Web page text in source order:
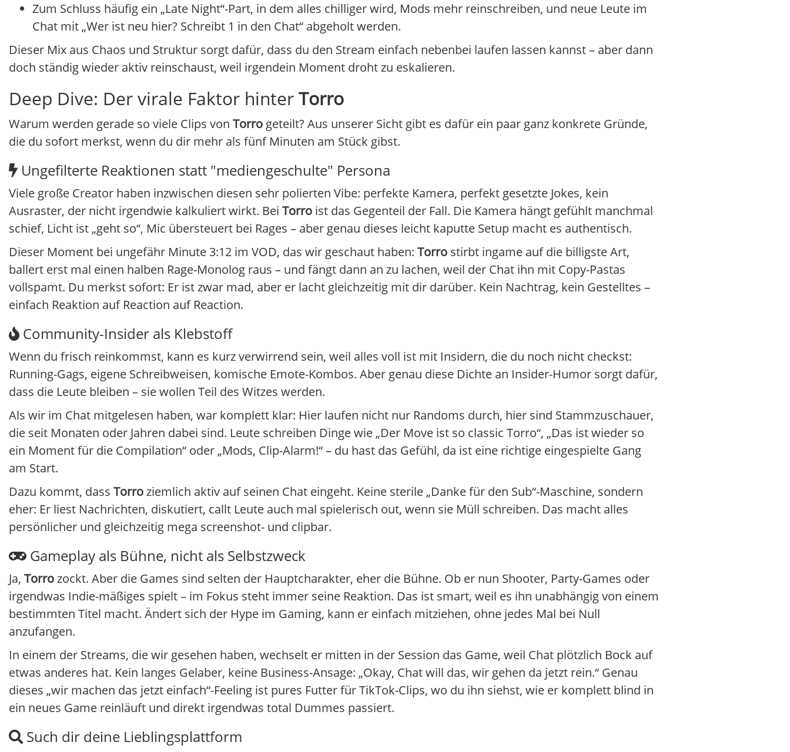
Zum Schluss häufig ein „Late Night“-Part, in dem alles chilliger wird, Mods mehr reinschreiben, und neue Leute im
Chat mit „Wer ist neu hier? Schreibt 1 in den Chat“ abgeholt werden.
Dieser Mix aus Chaos und Struktur sorgt dafür, dass du den Stream einfach nebenbei laufen lassen kannst – aber dann
doch ständig wieder aktiv reinschaust, weil irgendein Moment droht zu eskalieren.
Deep Dive: Der virale Faktor hinterTorro
Warum werden gerade so viele Clips von Torrogeteilt? Aus unserer Sicht gibt es dafür ein paar ganz konkrete Gründe,
die du sofort merkst, wenn du dir mehr als fünf Minuten am Stück gibst.
Ungefilterte Reaktionen statt "mediengeschulte" Persona
Viele große Creator haben inzwischen diesen sehr polierten Vibe: perfekte Kamera, perfekt gesetzte Jokes, kein
Ausraster, der nicht irgendwie kalkuliert wirkt. Bei Torro ist das Gegenteil der Fall. Die Kamera hängt gefühlt manchmal
schief, Licht ist „geht so“, Mic übersteuert bei Rages – aber genau dieses leicht kaputte Setup macht es authentisch.
Dieser Moment bei ungefähr Minute 3:12 im VOD, das wir geschaut haben: Torro stirbt ingame auf die billigste Art,
ballert erst mal einen halben Rage-Monolog raus – und fängt dann an zu lachen, weil der Chat ihn mit Copy-Pastas
vollspamt. Du merkst sofort: Er ist zwar mad, aber er lacht gleichzeitig mit dir darüber. Kein Nachtrag, kein Gestelltes –
einfach Reaktion auf Reaction auf Reaction.
Community-Insider als Klebstoff
Wenn du frisch reinkommst, kann es kurz verwirrend sein, weil alles voll ist mit Insidern, die du noch nicht checkst:
Running-Gags, eigene Schreibweisen, komische Emote-Kombos. Aber genau diese Dichte an Insider-Humor sorgt dafür,
dass die Leute bleiben – sie wollen Teil des Witzes werden.
Als wir im Chat mitgelesen haben, war komplett klar: Hier laufen nicht nur Randoms durch, hier sind Stammzuschauer,
die seit Monaten oder Jahren dabei sind. Leute schreiben Dinge wie „Der Move ist so classic Torro“, „Das ist wieder so
ein Moment für die Compilation“ oder „Mods, Clip-Alarm!“ – du hast das Gefühl, da ist eine richtige eingespielte Gang
am Start.
Dazu kommt, dass Torroziemlich aktiv auf seinen Chat eingeht. Keine sterile „Danke für den Sub“-Maschine, sondern
eher: Er liest Nachrichten, diskutiert, callt Leute auch mal spielerisch out, wenn sie Müll schreiben. Das macht alles
persönlicher und gleichzeitig mega screenshot- und clipbar.
Gameplay als Bühne, nicht als Selbstzweck
Ja, Torrozockt. Aber die Games sind selten der Hauptcharakter, eher die Bühne. Ob er nun Shooter, Party-Games oder
irgendwas Indie-mäßiges spielt – im Fokus steht immer seine Reaktion. Das ist smart, weil es ihn unabhängig von einem
bestimmten Titel macht. Ändert sich der Hype im Gaming, kann er einfach mitziehen, ohne jedes Mal bei Null
anzufangen.
In einem der Streams, die wir gesehen haben, wechselt er mitten in der Session das Game, weil Chat plötzlich Bock auf
etwas anderes hat. Kein langes Gelaber, keine Business-Ansage: „Okay, Chat will das, wir gehen da jetzt rein.“ Genau
dieses „wir machen das jetzt einfach“-Feeling ist pures Futter für TikTok-Clips, wo du ihn siehst, wie er komplett blind in
ein neues Game reinläuft und direkt irgendwas total Dummes passiert.
Such dir deine Lieblingsplattform